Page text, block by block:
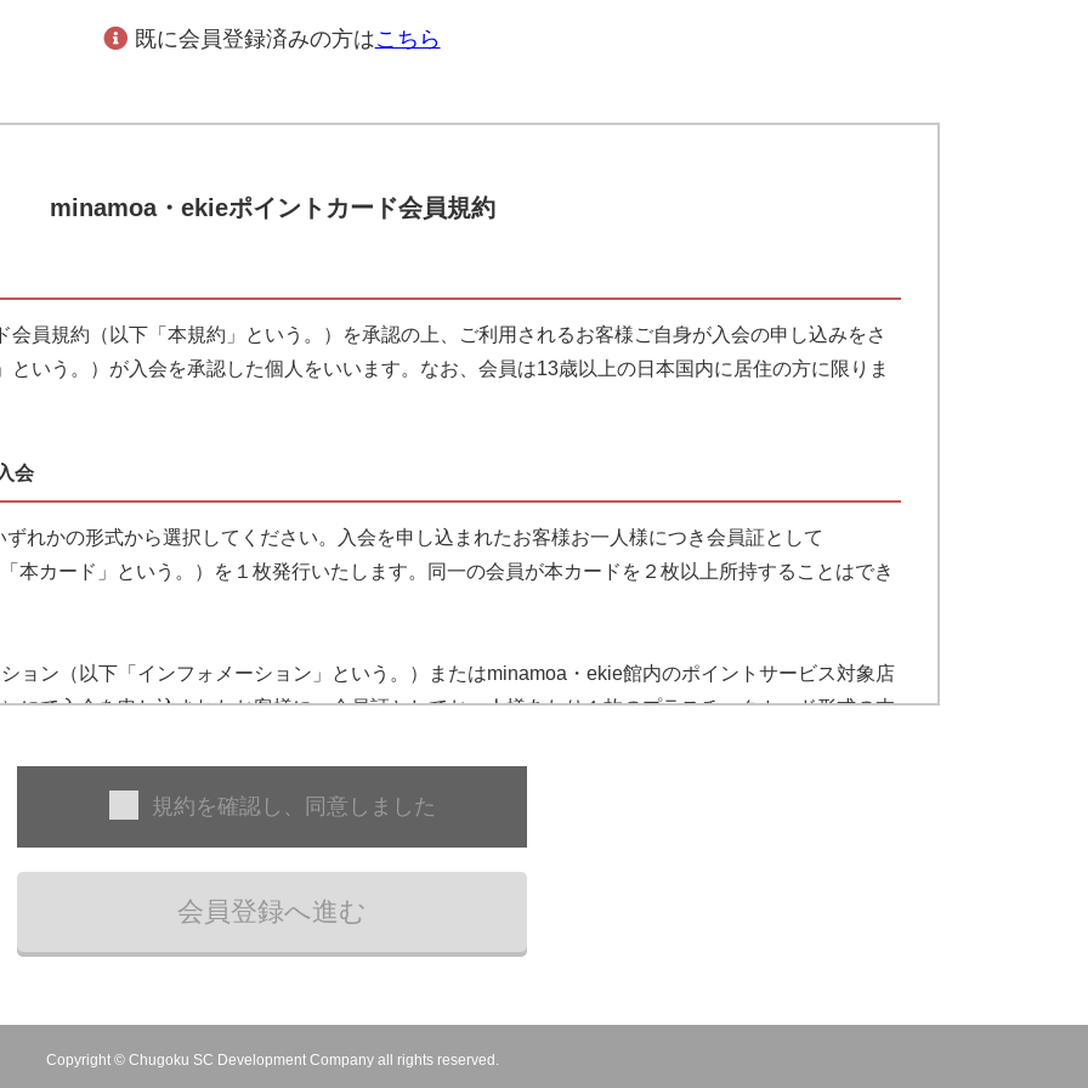
既に会員登録済みの方はこちら
minamoa・ekieポイントカード会員規約
員規約（以下「本規約」という。）を承認の上、ご利用されるお客様ご自身が入会の申し込みをさ
いう。）が入会を承認した個人をいいます。なお、会員は13歳以上の日本国内に居住の方に限りま
会
れかの形式から選択してください。入会を申し込まれたお客様お一人様につき会員証として
本カード」という。）を１枚発行いたします。同一の会員が本カードを２枚以上所持することはでき
ョン（以下「インフォメーション」という。）またはminamoa・ekie館内のポイントサービス対象店
にて入会を申し込まれたお客様に、会員証としてお一人様あたり１枚のプラスチックカード形式の本
受け取った後、速やかにプラスチックカード裏面の署名欄に自署し、当社が定める所定の方法にて必
という。）してください。
人のみが使用でき、特典を受けることができます。
から使用できます。ただし、会員登録がされていない場合は、minamoa・ekieポイントの利用ができ
規約を確認し、同意しました
Copyright © Chugoku SC Development Company all rights reserved.